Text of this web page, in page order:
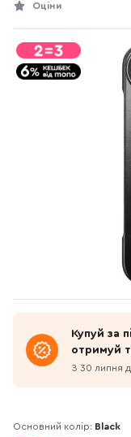
Оціни
Купуй за
отримуй
З 30 липня
Основний колір: Black